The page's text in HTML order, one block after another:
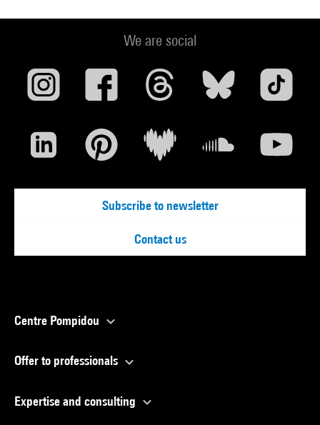
We are social
Subscribe to newsletter
Contact us
Centre Pompidou
Offer to professionals
Expertise and consulting